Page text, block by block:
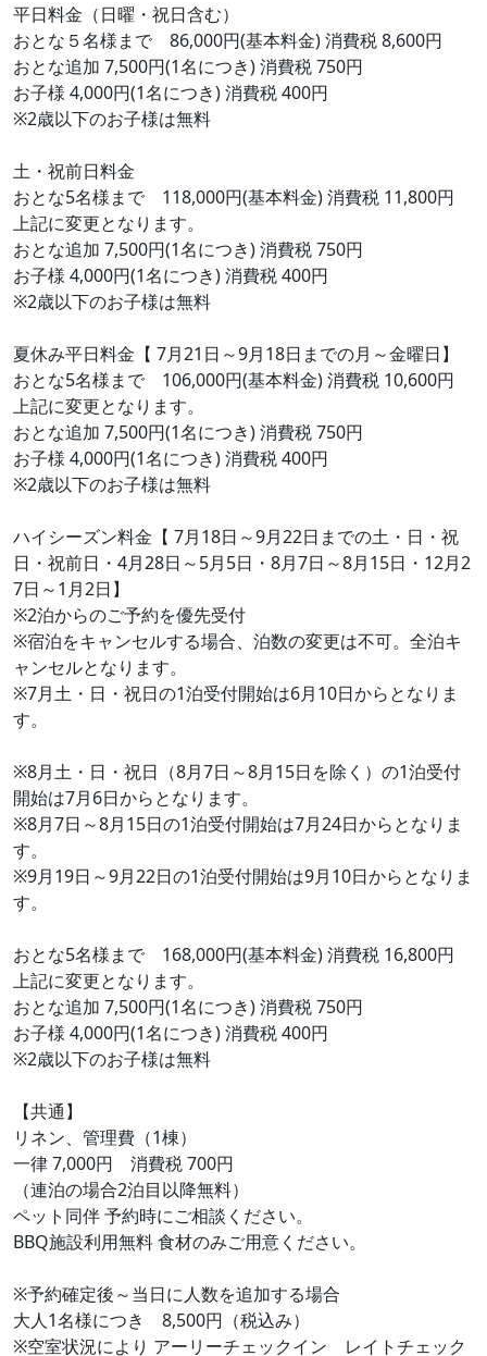
平日料金（日曜・祝日含む）
おとな５名様まで 86,000円(基本料金) 消費税 8,600円
おとな追加 7,500円(1名につき) 消費税 750円
お子様 4,000円(1名につき) 消費税 400円
※2歳以下のお子様は無料
土・祝前日料金
おとな5名様まで 118,000円(基本料金) 消費税 11,800円
上記に変更となります。
おとな追加 7,500円(1名につき) 消費税 750円
お子様 4,000円(1名につき) 消費税 400円
※2歳以下のお子様は無料
夏休み平日料金【 7月21日～9月18日までの月～金曜日】
おとな5名様まで 106,000円(基本料金) 消費税 10,600円
上記に変更となります。
おとな追加 7,500円(1名につき) 消費税 750円
お子様 4,000円(1名につき) 消費税 400円
※2歳以下のお子様は無料
ハイシーズン料金【 7月18日～9月22日までの土・日・祝
日・祝前日・4月28日～5月5日・8月7日～8月15日・12月2
7日～1月2日】
※2泊からのご予約を優先受付
※宿泊をキャンセルする場合、泊数の変更は不可。全泊キ
ャンセルとなります。
※7月土・日・祝日の1泊受付開始は6月10日からとなりま
す。
※8月土・日・祝日（8月7日～8月15日を除く）の1泊受付
開始は7月6日からとなります。
※8月7日～8月15日の1泊受付開始は7月24日からとなりま
す。
※9月19日～9月22日の1泊受付開始は9月10日からとなりま
す。
おとな5名様まで 168,000円(基本料金) 消費税 16,800円
上記に変更となります。
おとな追加 7,500円(1名につき) 消費税 750円
お子様 4,000円(1名につき) 消費税 400円
※2歳以下のお子様は無料
【共通】
リネン、管理費（1棟）
一律 7,000円 消費税 700円
（連泊の場合2泊目以降無料）
ペット同伴 予約時にご相談ください。
BBQ施設利用無料 食材のみご用意ください。
※予約確定後～当日に人数を追加する場合
大人1名様につき 8,500円（税込み）
※空室状況により アーリーチェックイン レイトチェック